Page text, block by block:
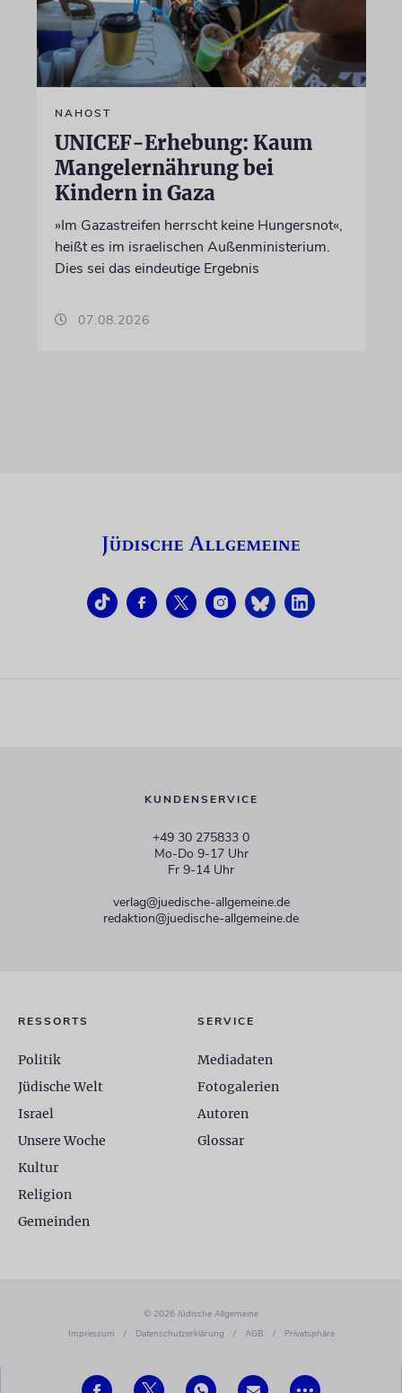
•••
NAHOST
UNICEF-Erhebung: Kaum
Mangelernährung bei
Kindern in Gaza
»Im Gazastreifen herrscht keine Hungersnot«,
heißt es im israelischen Außenministerium.
Dies sei das eindeutige Ergebnis
07.08.2026
KUNDENSERVICE
+49 30 275833 0
Mo-Do 9-17 Uhr
Fr 9-14 Uhr
verlag@juedische-allgemeine.de
redaktion@juedische-allgemeine.de
RESSORTS
Politik
Jüdische Welt
Israel
Unsere Woche
Kultur
Religion
Gemeinden
SERVICE
Mediadaten
Fotogalerien
Autoren
Glossar
© 2026 Jüdische Allgemeine
Impressum
/ Datenschutzerklärung / AGB / Privatsphäre